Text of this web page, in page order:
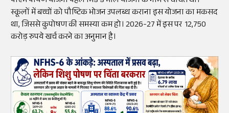
स्कूलों में बच्चों को पौष्टिक भोजन उपलब्ध कराना इस योजना का मकसद
था, जिससे कुपोषण की समस्या कम हो। 2026-27 में इस पर 12,750
करोड़ रुपये खर्च करने का अनुमान है।